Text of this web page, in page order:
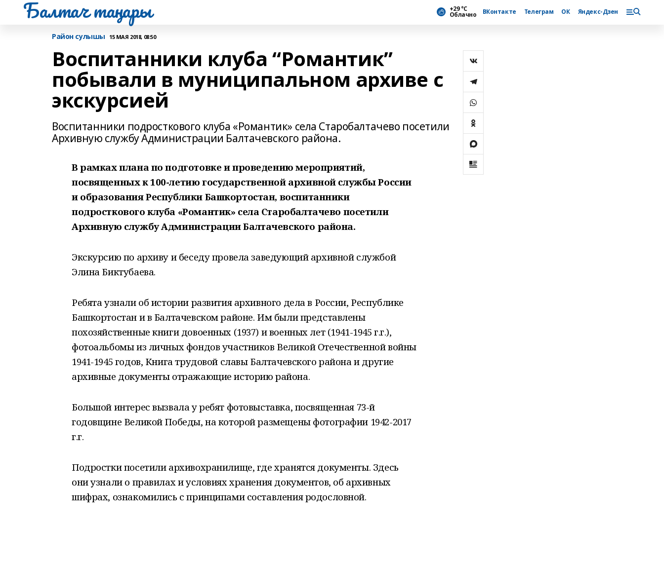
Балтач таңнары +29 °С
Облачно ВКонтакте Телеграм ОК Яндекс-Дзен
Район сулышы 15 МАЯ 2018, 08:50
Воспитанники клуба “Романтик”
побывали в муниципальном архиве с
экскурсией
Воспитанники подросткового клуба «Романтик» села Старобалтачево посетили
Архивную службу Администрации Балтачевского района.
В рамках плана по подготовке и проведению мероприятий,
посвященных к 100-летию государственной архивной службы России
и образования Республики Башкортостан, воспитанники
подросткового клуба «Романтик» села Старобалтачево посетили
Архивную службу Администрации Балтачевского района.
Экскурсию по архиву и беседу провела заведующий архивной службой
Элина Биктубаева.
Ребята узнали об истории развития архивного дела в России, Республике
Башкортостан и в Балтачевском районе. Им были представлены
похозяйственные книги довоенных (1937) и военных лет (1941-1945 г.г.),
фотоальбомы из личных фондов участников Великой Отечественной войны
1941-1945 годов, Книга трудовой славы Балтачевского района и другие
архивные документы отражающие историю района.
Большой интерес вызвала у ребят фотовыставка, посвященная 73-й
годовщине Великой Победы, на которой размещены фотографии 1942-2017
г.г.
Подростки посетили архивохранилище, где хранятся документы. Здесь
они узнали о правилах и условиях хранения документов, об архивных
шифрах, ознакомились с принципами составления родословной.